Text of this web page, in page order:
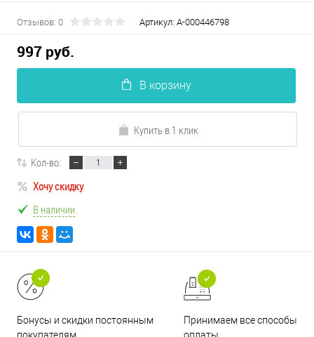
Отзывов: 0 Артикул: А-000446798
997 руб.
В корзину
Купить в 1 клик
Кол-во:
Хочу скидку
В наличии
Бонусы и скидки постоянным
Принимаем все способы